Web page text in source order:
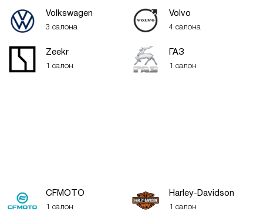
Volkswagen
3 салона
Volvo
4 салона
Zeekr
1 салон
ГАЗ
1 салон
CFMOTO
1 салон
Harley-Davidson
1 салон